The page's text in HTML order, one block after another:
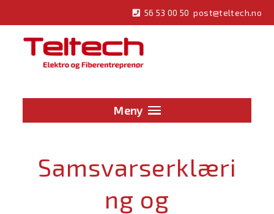
til
innhold
56 53 00 50post@teltech.no
Meny
Samsvarserklæri
ng og